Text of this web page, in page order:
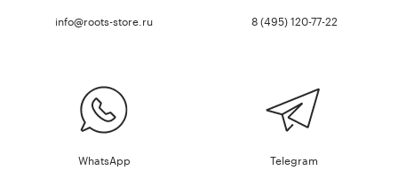
info@roots-store.ru 8 (495) 120-77-22
WhatsApp Telegram